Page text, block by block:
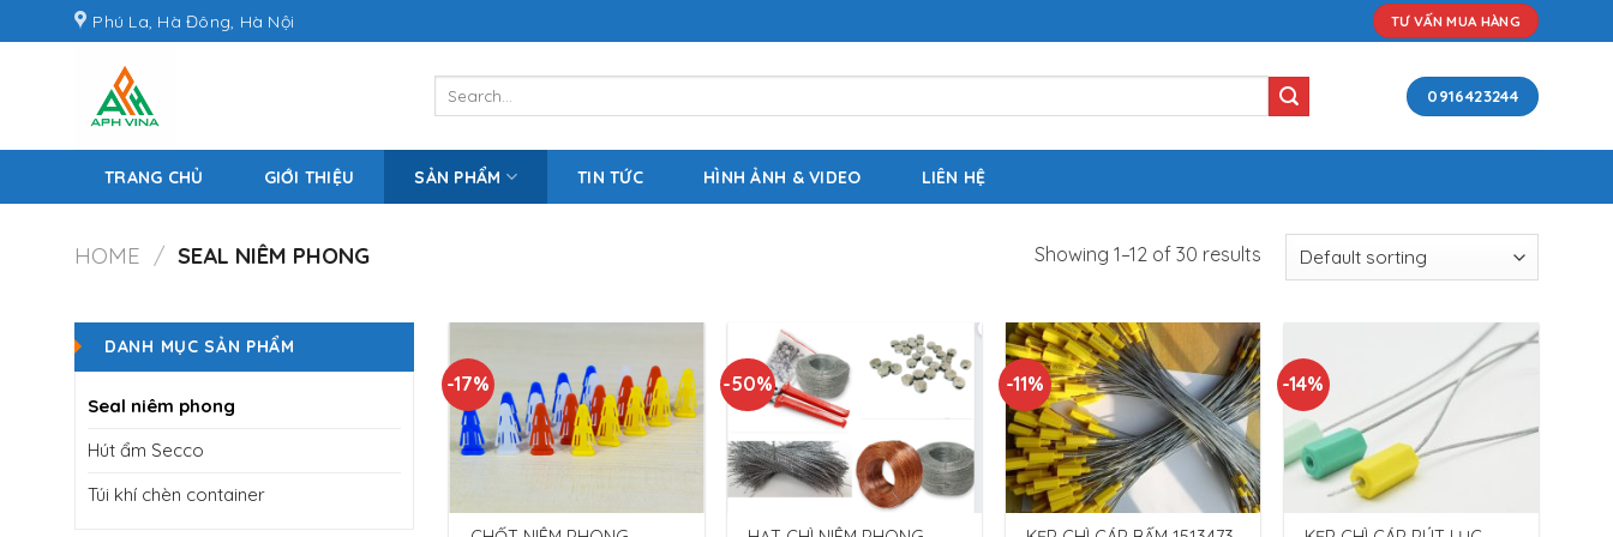
to
Phú La, Hà Đông, Hà Nội TƯ VẤN MUA HÀNG
0916423244
TRANG CHỦ GIỚI THIỆU SẢN PHẨM TIN TỨC HÌNH ẢNH & VIDEO LIÊN HỆ
HOME / SEAL NIÊM PHONG Showing 1–12 of 30 results
DANH MỤC SẢN PHẨM
Seal niêm phong
Hút ẩm Secco
Túi khí chèn container
-17% -50% -11% -14%